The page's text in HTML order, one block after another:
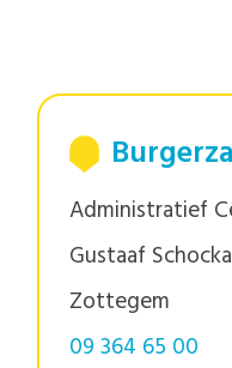
Administratief
Gustaaf
Zottegem
09 364 65 00